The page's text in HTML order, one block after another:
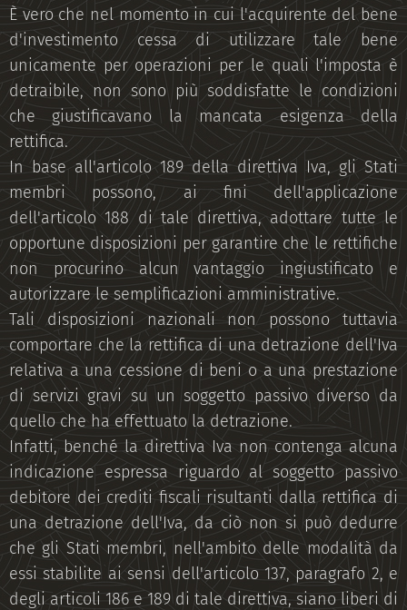
È vero che nel momento in cui l'acquirente del bene
d'investimento cessa di utilizzare tale bene
unicamente per operazioni per le quali l'imposta è
detraibile, non sono più soddisfatte le condizioni
che giustificavano la mancata esigenza della
rettifica.
In base all'articolo 189 della direttiva Iva, gli Stati
membri possono, ai fini dell'applicazione
dell'articolo 188 di tale direttiva, adottare tutte le
opportune disposizioni per garantire che le rettifiche
non procurino alcun vantaggio ingiustificato e
autorizzare le semplificazioni amministrative.
Tali disposizioni nazionali non possono tuttavia
comportare che la rettifica di una detrazione dell'Iva
relativa a una cessione di beni o a una prestazione
di servizi gravi su un soggetto passivo diverso da
quello che ha effettuato la detrazione.
Infatti, benché la direttiva Iva non contenga alcuna
indicazione espressa riguardo al soggetto passivo
debitore dei crediti fiscali risultanti dalla rettifica di
una detrazione dell'Iva, da ciò non si può dedurre
che gli Stati membri, nell'ambito delle modalità da
essi stabilite ai sensi dell'articolo 137, paragrafo 2, e
degli articoli 186 e 189 di tale direttiva, siano liberi di